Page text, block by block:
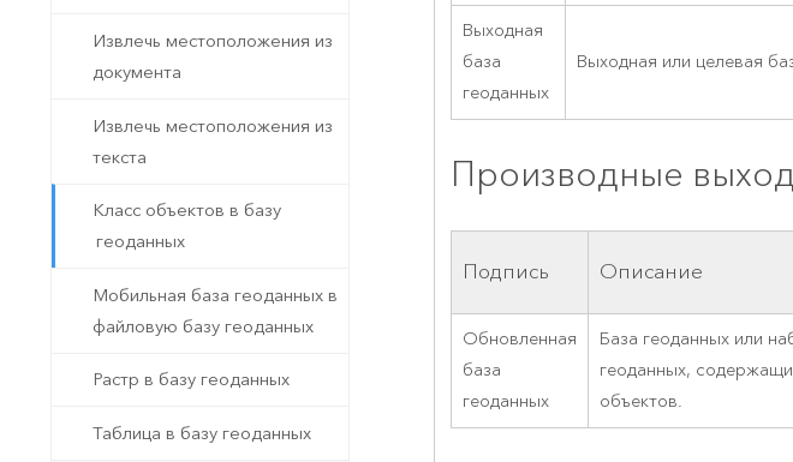
Извлечь местоположения из
документа
Извлечь местоположения из
текста
Класс объектов в базу
геоданных
Мобильная база геоданных в
файловую базу геоданных
Растр в базу геоданных
Таблица в базу геоданных
Выходная
база
геоданных
Выходная или целевая
Производные
Подпись Описание
Обновленная
база
геоданных
База геоданных или
геоданных,
объектов.